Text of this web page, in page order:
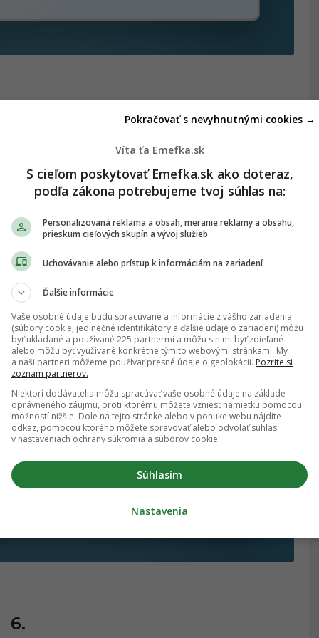
5.
6.
Víta ťa Emefka.sk
S cieľom poskytovať Emefka.sk ako doteraz,
podľa zákona potrebujeme tvoj súhlas na:
Personalizovaná reklama a obsah, meranie reklamy a obsahu,
prieskum cieľových skupín a vývoj služieb
Uchovávanie alebo prístup k informáciám na zariadení
Ďalšie informácie
Vaše osobné údaje budú spracúvané a informácie z vášho zariadenia
(súbory cookie, jedinečné identifikátory a ďalšie údaje o zariadení) môžu
byť ukladané a používané 225 partnermi a môžu s nimi byť zdieľané
alebo môžu byť využívané konkrétne týmito webovými stránkami. My
a naši partneri môžeme používať presné údaje o geolokácii. Pozrite si
zoznam partnerov.
Niektorí dodávatelia môžu spracúvať vaše osobné údaje na základe
oprávneného záujmu, proti ktorému môžete vzniesť námietku pomocou
možností nižšie. Dole na tejto stránke alebo v ponuke webu nájdite
odkaz, pomocou ktorého môžete spravovať alebo odvolať súhlas
v nastaveniach ochrany súkromia a súborov cookie.
Súhlasím
Pokračovať s nevyhnutnými cookies →
Nastavenia